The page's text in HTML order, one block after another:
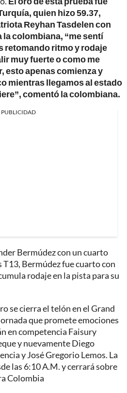
quien hizo 59.37,
Reyhan Tasdelen con
la colombiana, “me sentí
retomando ritmo y rodaje
muy fuerte o como me
esto apenas comienza y
mientras llegamos al estado
comentó la colombiana.
PUBLICIDAD
Bermúdez con un cuarto
Bermúdez fue cuarto con
rodaje en la pista para su
se cierra el telón en el Grand
que promete emociones
en competencia Faisury
y nuevamente Diego
y José Gregorio Lemos. La
las 6:10 A.M. y cerrará sobre
Colombia